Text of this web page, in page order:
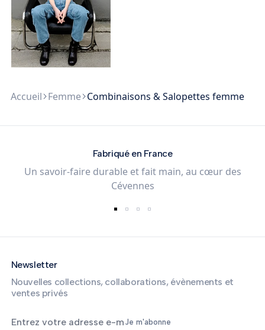
Accueil Femme Combinaisons & Salopettes femme
Fabriqué en France
Un savoir-faire durable et fait main, au cœur des
Cévennes
Newsletter
Nouvelles collections, collaborations, évènements et
ventes privés
Je m'abonne